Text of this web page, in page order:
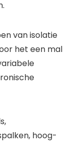
van isolatie
het een mal
hoog-